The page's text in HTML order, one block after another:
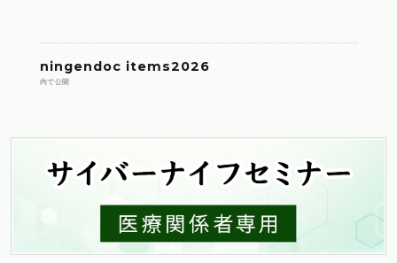
投
ナ
ningendoc items2026
内で公開